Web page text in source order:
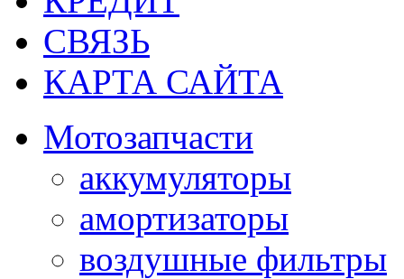
СВЯЗЬ
КАРТА САЙТА
Мотозапчасти
аккумуляторы
амортизаторы
воздушные фильтры